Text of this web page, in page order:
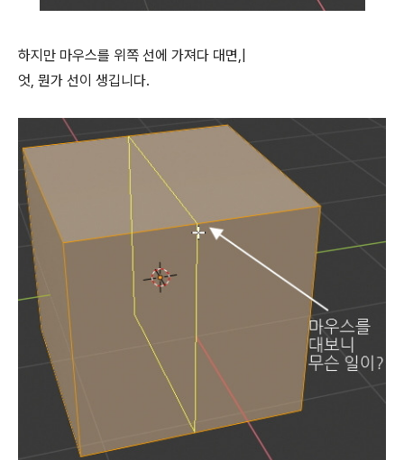
하지만 마우스를 위쪽 선에 가져다 대면,|
엇, 뭔가 선이 생깁니다.